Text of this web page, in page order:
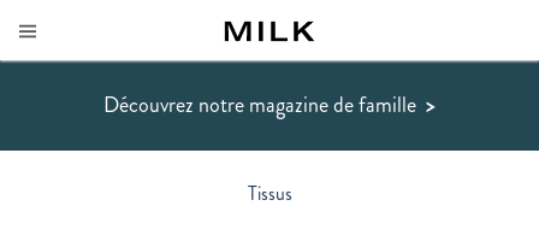
Découvrez notre magazine de famille >
Tissus